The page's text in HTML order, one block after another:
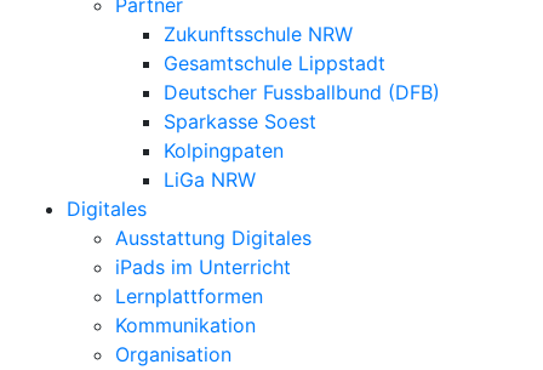
Partner
Zukunftsschule NRW
Gesamtschule Lippstadt
Deutscher Fussballbund (DFB)
Sparkasse Soest
Kolpingpaten
LiGa NRW
Digitales
Ausstattung Digitales
iPads im Unterricht
Lernplattformen
Kommunikation
Organisation